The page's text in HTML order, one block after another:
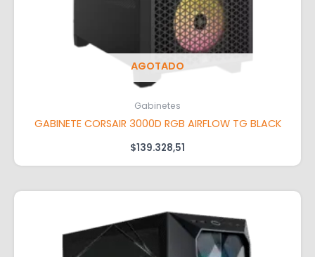
AGOTADO
Gabinetes
GABINETE CORSAIR 3000D RGB AIRFLOW TG BLACK
$139.328,51